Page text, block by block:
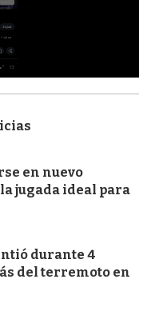
en nuevo
jugada ideal para
durante 4
del terremoto en